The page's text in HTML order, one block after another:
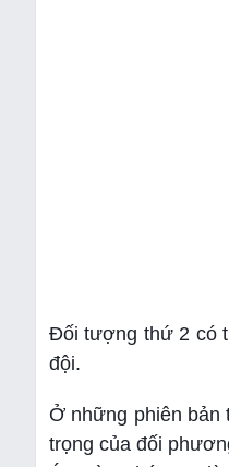
Đối tượng thứ 2 có
đội.
Ở những phiên bản
trọng của đối